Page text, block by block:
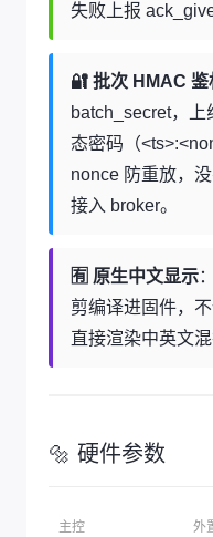
失败上报
🔐 批次 HMAC 鉴
batch_secret，
态密码（
nonce 防重放，
接入 broker。
🈶 原生中文显示
剪编译进固件，
直接渲染中英文混
🔩 硬件参数
主控 外